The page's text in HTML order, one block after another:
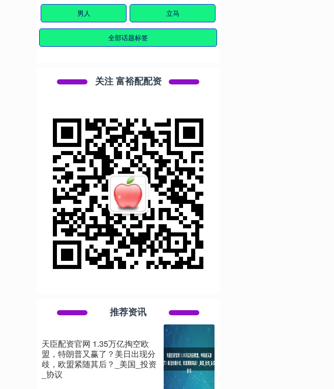
男人 立马
全部话题标签
关注 富裕配配资
推荐资讯
天臣配资官网 1.35万亿掏空欧
盟，特朗普又赢了？美日出现分
歧，欧盟紧随其后？_美国_投资
_协议